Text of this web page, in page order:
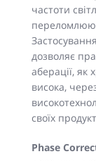
частоти
дозволяє
аберації, як
висока,
своїх
Phase